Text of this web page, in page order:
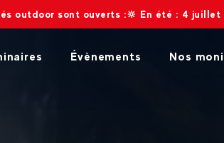
:🔆 En été : 4 juillet au 30 août 2026
Évènements Nos